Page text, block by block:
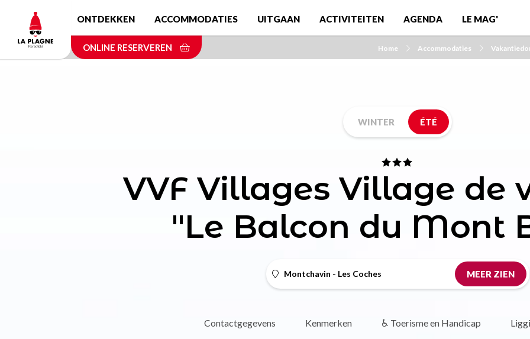
content
ONTDEKKEN ACCOMMODATIES UITGAAN ACTIVITEITEN AGENDA LE MAG'
ONLINE RESERVEREN Home Accommodaties
WINTER ÉTÉ
VVF Villages Village de
"Le Balcon du Mont
Montchavin - Les Coches MEER ZIEN
Contactgegevens Kenmerken ♿ Toerisme en Handicap